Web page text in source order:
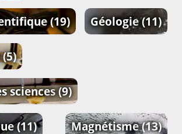
(19) Géologie(11)
(5)
sciences(9)
(11) Magnétisme(13)